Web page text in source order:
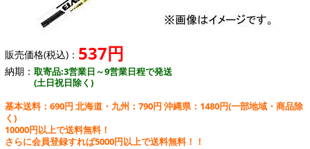
販売価格(税込)： 537円
納期： 取寄品:3営業日～9営業日程で発送
(土日祝日除く)
基本送料：690円 北海道・九州：790円 沖縄県：1480円(一部地域・商品除
く)
10000円以上で送料無料！
さらに会員登録すれば5000円以上で送料無料！！